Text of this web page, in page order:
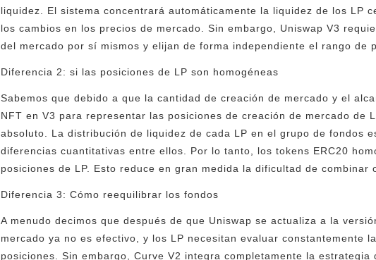
liquidez. El sistema concentrará automáticamente la liquidez de los LP
los cambios en los precios de mercado. Sin embargo, Uniswap V3
del mercado por sí mismos y elijan de forma independiente el rango de
Diferencia 2: si las posiciones de LP son homogéneas
Sabemos que debido a que la cantidad de creación de mercado y el
NFT en V3 para representar las posiciones de creación de mercado de
absoluto. La distribución de liquidez de cada LP en el grupo de fondos
diferencias cuantitativas entre ellos. Por lo tanto, los tokens ERC20
posiciones de LP. Esto reduce en gran medida la dificultad de combinar
Diferencia 3: Cómo reequilibrar los fondos
A menudo decimos que después de que Uniswap se actualiza a la
mercado ya no es efectivo, y los LP necesitan evaluar constantemente
posiciones. Sin embargo, Curve V2 integra completamente la